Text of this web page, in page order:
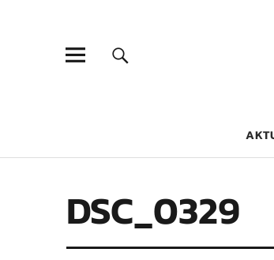
Goethe-
DSC_0329